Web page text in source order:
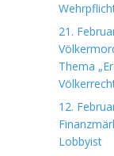
21.
Thema
12.
Lobbyist